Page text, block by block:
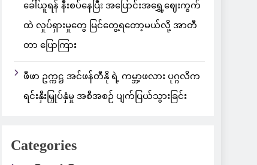
ခေါ်ယူရန် နီးစပ်နေပြီး အပြောင်းအရွှေ့ဈေးကွက်
ထဲ လှုပ်ရှားမှုတွေ မြင်တွေ့ရတော့မယ်လို့ အာတီ
တာ ပြောကြား
ဖီဖာ ဥက္ကဋ္ဌ အင်ဖန်တီနို ရဲ့ ကမ္ဘာ့ဖလား ပုဂ္ဂလိက
ရင်းနှီးမြှုပ်နှံမှု အစီအစဉ် ပျက်ပြယ်သွားခြင်း
Categories